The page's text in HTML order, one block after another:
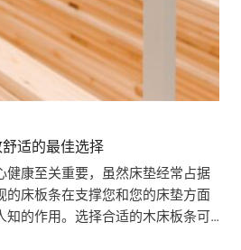
适的最佳选择
健康至关重要，虽然床垫经常占据
的床板条在支撑您和您的床垫方面
知的作用。选择合适的木床板条可
、使用寿命和整体支撑力......